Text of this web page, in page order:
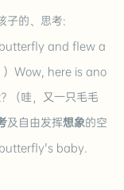
子的、思考:
and flew a
）Wow, here is ano
哇，又一只毛毛
及自由发挥想象的空
baby.